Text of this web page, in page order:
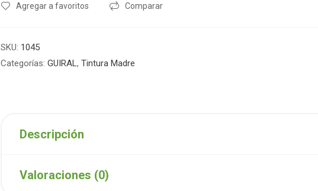
Agregar a favoritos Comparar
SKU: 1045
Categorías: GUIRAL , Tintura Madre
Descripción
Valoraciones (0)